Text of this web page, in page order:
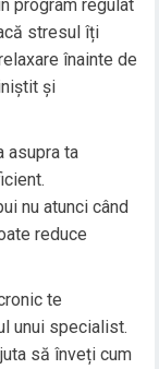
program regulat
stresul îți
înainte de
și
asupra ta
nu atunci când
reduce
te
unui specialist.
să înveți cum